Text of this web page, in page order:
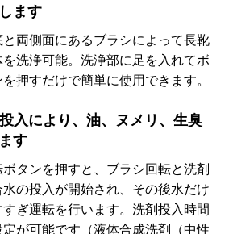
ます
と両側面にあるブラシによって長靴
を洗浄可能。洗浄部に足を入れてボ
を押すだけで簡単に使用できます。
入により、油、ヌメリ、生臭
す
ボタンを押すと、ブラシ回転と洗剤
水の投入が開始され、その後水だけ
すぎ運転を行います。洗剤投入時間
定が可能です（液体合成洗剤（中性